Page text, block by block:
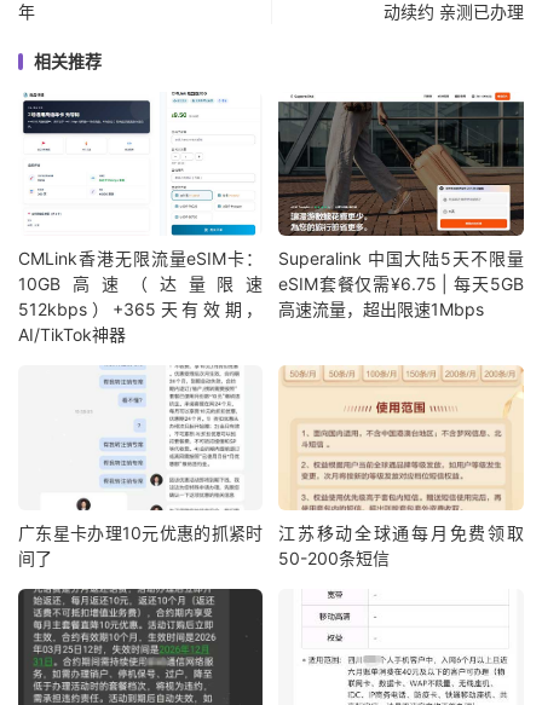
年
动续约 亲测已办理
相关推荐
CMLink香港无限流量eSIM卡：
10GB高速（达量限速
512kbps）+365天有效期，
AI/TikTok神器
Superalink 中国大陆5天不限量
eSIM套餐仅需¥6.75 | 每天5GB
高速流量，超出限速1Mbps
广东星卡办理10元优惠的抓紧时
间了
江苏移动全球通每月免费领取
50-200条短信